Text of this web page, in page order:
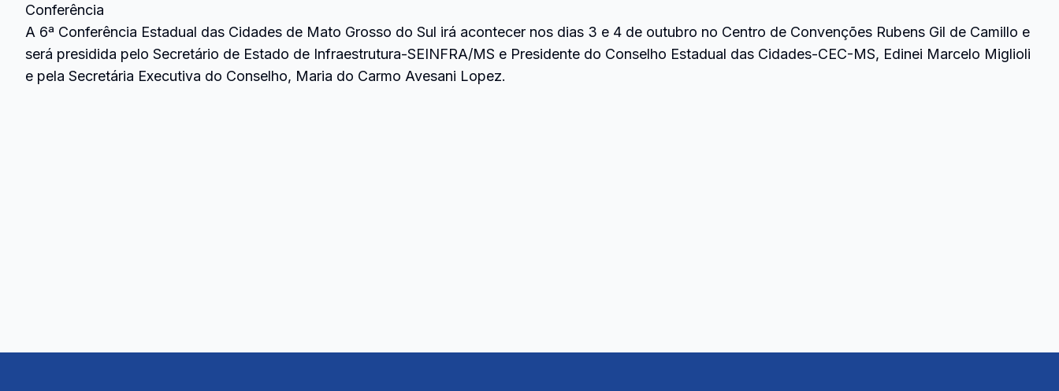
Conferência
A 6ª Conferência Estadual das Cidades de Mato Grosso do Sul irá acontecer nos dias 3 e 4 de outubro no Centro de Convenções Rubens Gil de Camillo e
será presidida pelo Secretário de Estado de Infraestrutura-SEINFRA/MS e Presidente do Conselho Estadual das Cidades-CEC-MS, Edinei Marcelo Miglioli
e pela Secretária Executiva do Conselho, Maria do Carmo Avesani Lopez.